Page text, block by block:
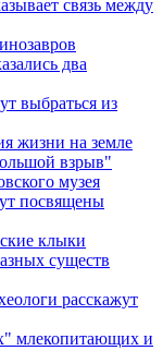
связь между
два
выбраться из
жизни на земле
взрыв"
музея
посвящены
клыки
существ
расскажут
млекопитающих и